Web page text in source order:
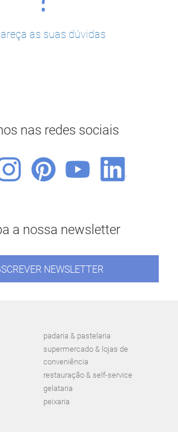
as suas dúvidas
nas redes sociais
a nossa newsletter
NEWSLETTER
padaria & pastelaria
supermercado & lojas de
conveniência
restauração & self-service
gelataria
peixaria